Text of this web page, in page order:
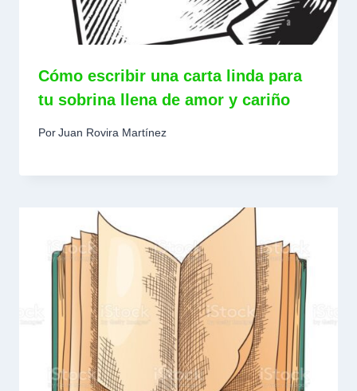
Cómo escribir una carta linda para
tu sobrina llena de amor y cariño
PorJuan Rovira Martínez